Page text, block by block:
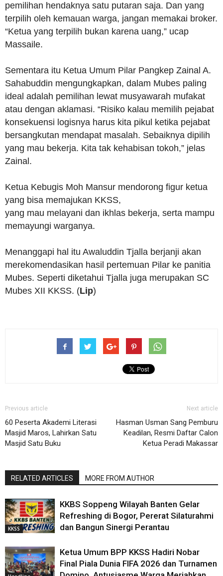
pemilihan hendaknya satu putaran saja. Dan yang
terpilih oleh kemauan warga, jangan memakai broker.
“Ketua yang terpilih bukan karena uang,” ucap
Massaile.
Sementara itu Ketua Umum Pilar Pangkep Zainal A.
Sahabuddin mengungkapkan, dalam Mubes paling
ideal adalah pemilihan lewat musyawarah mufakat
atau dengan aklamasi. “Risiko kalau memilih pejabat
konsekuensi logisnya harus kita pikul ketika pejabat
bersangkutan mendapat masalah. Sebaiknya dipilih
yang mau bekerja. Kita tak kehabisan tokoh,” jelas
Zainal.
Ketua Kebugis Moh Mansur mendorong figur ketua
yang bisa memajukan KKSS,
yang mau melayani dan ikhlas bekerja, serta mampu
memayungi warganya.
Menanggapi hal itu Awaluddin Tjalla berjanji akan
merekomendasikan hasil pertemuan Pilar ke panitia
Mubes. Seperti diketahui Tjalla juga merupakan SC
Mubes XII KKSS. (Lip)
Previous article
60 Peserta Akademi Literasi
Masjid Maros, Lahirkan Satu
Masjid Satu Buku
Next article
Hasman Usman Sang Pemburu
Keadilan, Resmi Daftar Calon
Ketua Peradi Makassar
RELATED ARTICLES MORE FROM AUTHOR
KKSS
KKBS Soppeng Wilayah Banten Gelar
Refreshing di Bogor, Pererat Silaturahmi
dan Bangun Sinergi Perantau
Ketua Umum BPP KKSS Hadiri Nobar
Final Piala Dunia FIFA 2026 dan Turnamen